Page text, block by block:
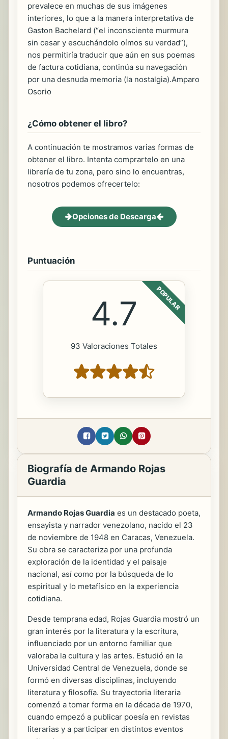
prevalece en muchas de sus imágenes
interiores, lo que a la manera interpretativa de
Gaston Bachelard (“el inconsciente murmura
sin cesar y escuchándolo oímos su verdad”),
nos permitiría traducir que aún en sus poemas
de factura cotidiana, continúa su navegación
por una desnuda memoria (la nostalgia).Amparo
Osorio
¿Cómo obtener el libro?
A continuación te mostramos varias formas de
obtener el libro. Intenta comprartelo en una
librería de tu zona, pero sino lo encuentras,
nosotros podemos ofrecertelo:
Opciones de Descarga
Puntuación
POPULAR
4.7
93 Valoraciones Totales
Biografía de Armando Rojas
Guardia
Armando Rojas Guardia es un destacado poeta,
ensayista y narrador venezolano, nacido el 23
de noviembre de 1948 en Caracas, Venezuela.
Su obra se caracteriza por una profunda
exploración de la identidad y el paisaje
nacional, así como por la búsqueda de lo
espiritual y lo metafísico en la experiencia
cotidiana.
Desde temprana edad, Rojas Guardia mostró un
gran interés por la literatura y la escritura,
influenciado por un entorno familiar que
valoraba la cultura y las artes. Estudió en la
Universidad Central de Venezuela, donde se
formó en diversas disciplinas, incluyendo
literatura y filosofía. Su trayectoria literaria
comenzó a tomar forma en la década de 1970,
cuando empezó a publicar poesía en revistas
literarias y a participar en distintos eventos